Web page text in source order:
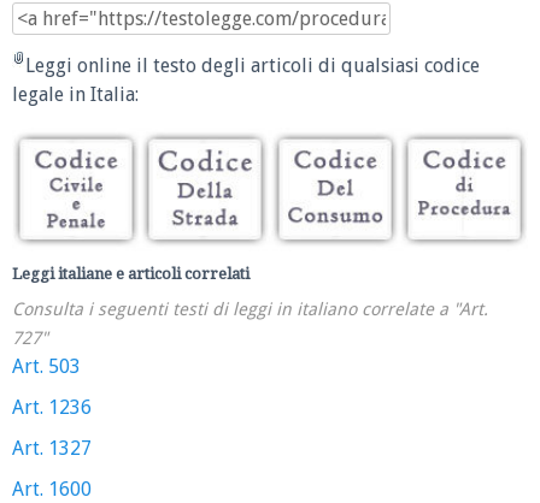
Leggi online il testo degli articoli di qualsiasi codice
legale in Italia:
Leggi italiane e articoli correlati
Consulta i seguenti testi di leggi in italiano correlate a "Art.
727"
Art. 503
Art. 1236
Art. 1327
Art. 1600